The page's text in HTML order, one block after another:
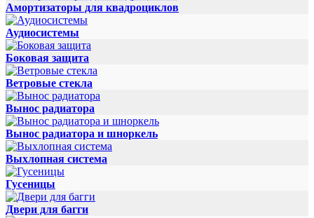
Амортизаторы для квадроциклов
Аудиосистемы
Боковая защита
Ветровые стекла
Вынос радиатора
Вынос радиатора и шноркель
Выхлопная система
Гусеницы
Двери для багги